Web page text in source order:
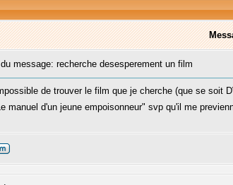
message: recherche desesperement un film
de trouver le film que je cherche (que se soit
manuel d'un jeune empoisonneur" svp qu'il me